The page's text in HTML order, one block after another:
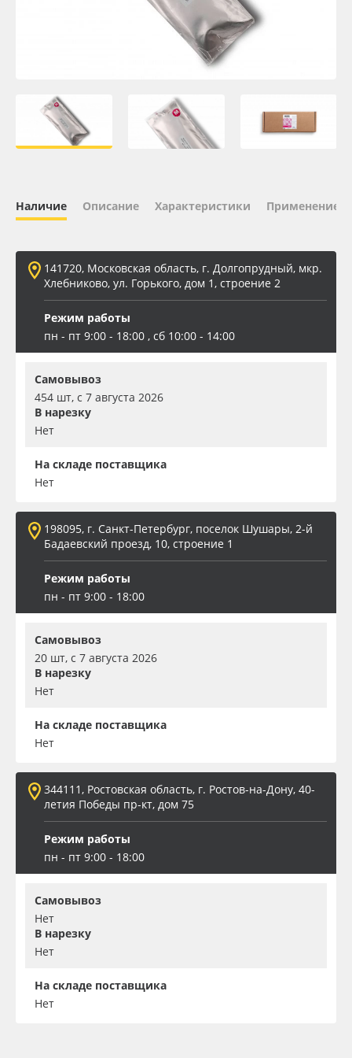
Плёнка монтажная Oratape
ПЭТ листовой
Баннер
Заготовки для сувениров
Наличие Описание Характеристики Применение
141720, Московская область, г. Долгопрудный, мкр.
Хлебниково, ул. Горького, дом 1, строение 2
Режим работы
пн - пт 9:00 - 18:00 , сб 10:00 - 14:00
Самовывоз
454 шт, с 7 августа 2026
В нарезку
Нет
На складе поставщика
Нет
198095, г. Санкт-Петербург, поселок Шушары, 2-й
Бадаевский проезд, 10, строение 1
Режим работы
пн - пт 9:00 - 18:00
Самовывоз
20 шт, с 7 августа 2026
В нарезку
Нет
На складе поставщика
Нет
344111, Ростовская область, г. Ростов-на-Дону, 40-
летия Победы пр-кт, дом 75
Режим работы
пн - пт 9:00 - 18:00
Самовывоз
Нет
В нарезку
Нет
На складе поставщика
Нет